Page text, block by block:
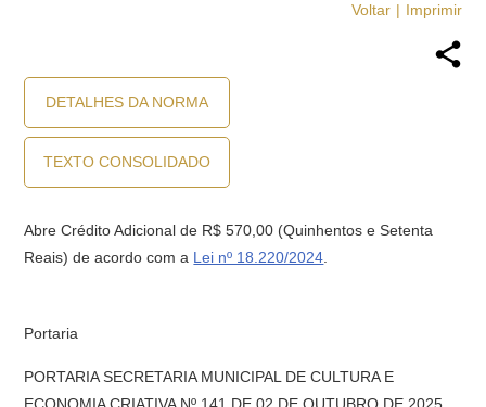
Voltar Imprimir
DETALHES DA NORMA
TEXTO CONSOLIDADO
Abre Crédito Adicional de R$ 570,00 (Quinhentos e Setenta
Reais) de acordo com a Lei nº 18.220/2024
Portaria
PORTARIA SECRETARIA MUNICIPAL DE CULTURA E